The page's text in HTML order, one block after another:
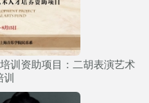
训资助项目：二胡表演艺术